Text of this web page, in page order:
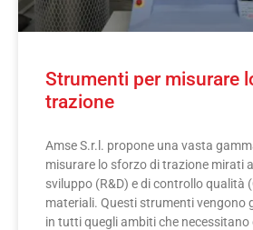
Strumenti per misurare
trazione
Amse S.r.l. propone una vasta
misurare lo sforzo di trazione mirati
sviluppo (R&D) e di controllo qualità
materiali. Questi strumenti vengono
in tutti quegli ambiti che necessitano